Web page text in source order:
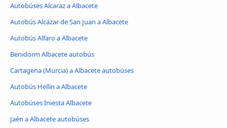
Autobúses Alcaraz a Albacete
Autobús Alcázar de San Juan a Albacete
Autobús Alfaro a Albacete
Benidorm Albacete autobús
Cartagena (Murcia) a Albacete autobúses
Autobús Hellín a Albacete
Autobúses Iniesta Albacete
Jaén a Albacete autobúses